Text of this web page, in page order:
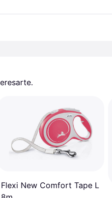
Flexi New Comfort Tape L